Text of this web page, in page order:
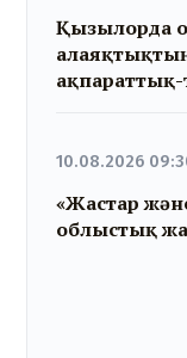
Қызылорда
ақпараттық-
10.08.2026
«Жастар
облыстық